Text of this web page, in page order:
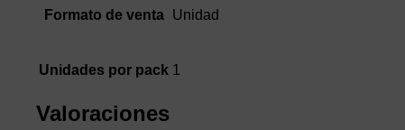
Formato de venta Unidad
Unidades por pack 1
Valoraciones